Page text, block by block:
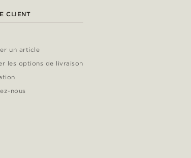
CLIENT
un article
les options de livraison
nous